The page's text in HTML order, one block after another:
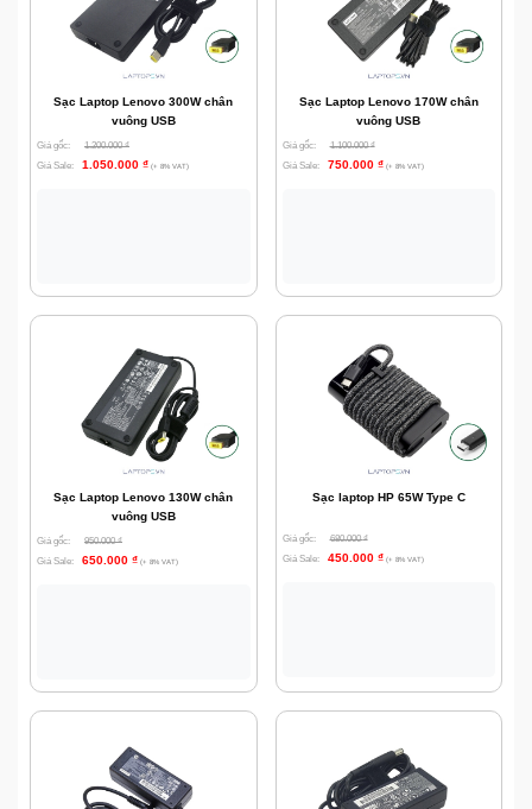
Sạc Laptop Lenovo 300W chân
vuông USB
Giá gốc: 1.200.000₫
Giá Sale:
1.050.000 ₫ (+ 8% VAT)
Sạc Laptop Lenovo 170W chân
vuông USB
Giá gốc: 1.100.000₫
Giá Sale:
750.000 ₫ (+ 8% VAT)
Sạc Laptop Lenovo 130W chân
vuông USB
Giá gốc: 950.000₫
Giá Sale:
650.000 ₫ (+ 8% VAT)
Sạc laptop HP 65W Type C
Giá gốc: 680.000₫
Giá Sale:
450.000 ₫ (+ 8% VAT)